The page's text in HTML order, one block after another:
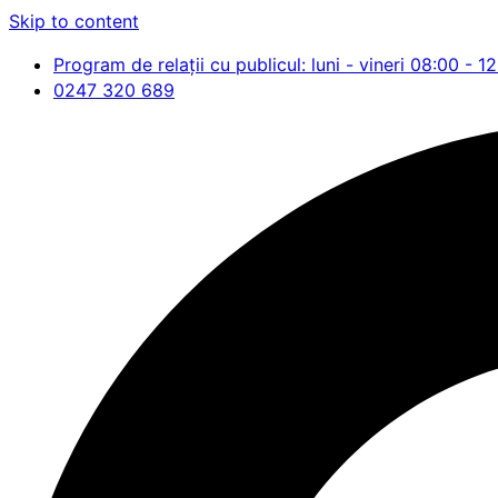
Skip to content
Program de relații cu publicul: luni - vineri 08:00 -
0247 320 689